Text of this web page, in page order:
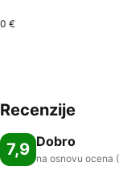
0 €
Recenzije
7,9 Dobro
na osnovu ocena